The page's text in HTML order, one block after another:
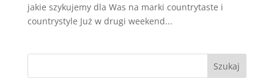
jakie szykujemy dla Was na marki countrytaste i
countrystyle Już w drugi weekend...